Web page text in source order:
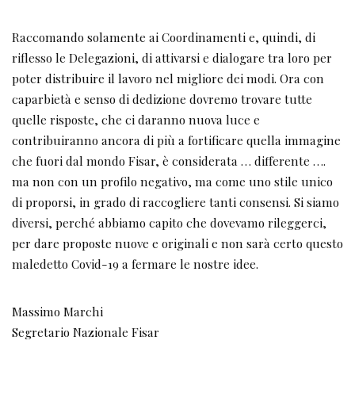
Raccomando solamente ai Coordinamenti e, quindi, di
riflesso le Delegazioni, di attivarsi e dialogare tra loro per
poter distribuire il lavoro nel migliore dei modi. Ora con
caparbietà e senso di dedizione dovremo trovare tutte
quelle risposte, che ci daranno nuova luce e
contribuiranno ancora di più a fortificare quella immagine
che fuori dal mondo Fisar, è considerata … differente ….
ma non con un profilo negativo, ma come uno stile unico
di proporsi, in grado di raccogliere tanti consensi. Si siamo
diversi, perché abbiamo capito che dovevamo rileggerci,
per dare proposte nuove e originali e non sarà certo questo
maledetto Covid-19 a fermare le nostre idee.
Massimo Marchi
Segretario Nazionale Fisar